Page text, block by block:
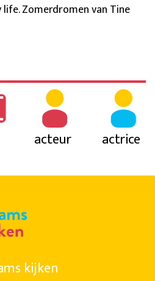
life. Zomerdromen van Tine
acteur actrice
kijken